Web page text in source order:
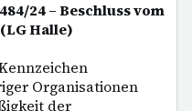
24 – Beschluss vom
Halle)
Organisationen
der